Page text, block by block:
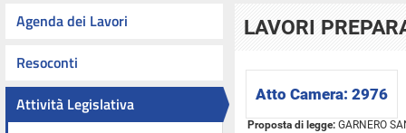
Agenda dei Lavori
Resoconti
Attività Legislativa
LAVORI
Atto Camera: 2976
Proposta di legge: GARNERO